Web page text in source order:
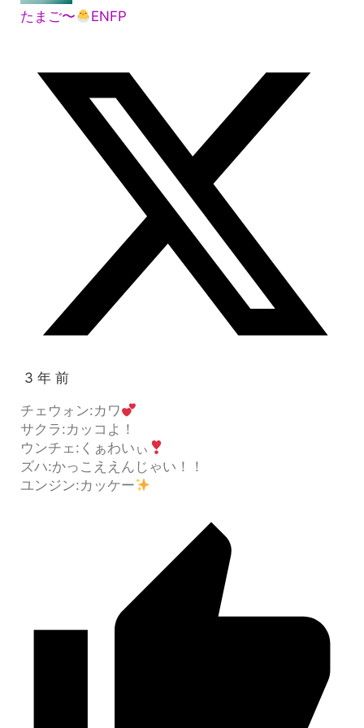
たまご〜 ENFP
3 年 前
チェウォン:カワ
サクラ:カッコよ！
ウンチェ:くぁわいぃ
ズハ:かっこええんじゃい！！
ユンジン:カッケー